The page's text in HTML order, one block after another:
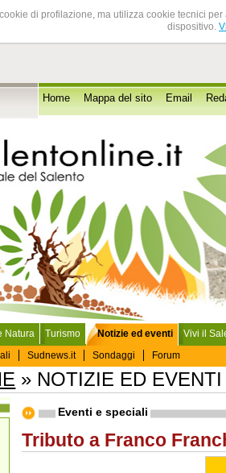
di profilazione, ma utilizza cookie tecnici
dispositivo.
Home Mappa del sito Email
Natura Turismo
Notizie ed eventi
Sudnews.it Sondaggi Forum
Vivi il
» NOTIZIE ED
Eventi e speciali
Tributo a Franco